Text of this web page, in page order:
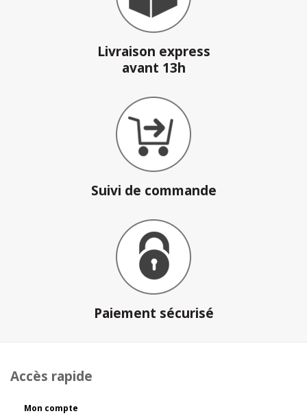
Livraison express
avant 13h
Suivi de commande
Paiement sécurisé
Accès rapide
Mon compte